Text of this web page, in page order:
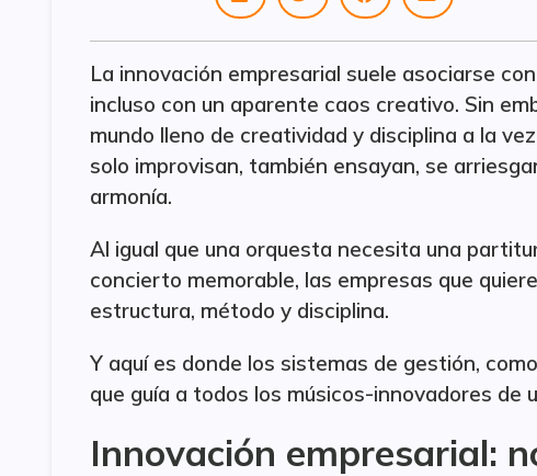
La innovación empresarial suele asociarse
incluso con un aparente caos creativo. Sin
mundo lleno de creatividad y disciplina a la
solo improvisan, también ensayan, se
armonía.
Al igual que una orquesta necesita una
concierto memorable, las empresas que
estructura, método y disciplina.
Y aquí es donde los sistemas de gestión,
que guía a todos los músicos-innovadores de
Innovación empresarial: